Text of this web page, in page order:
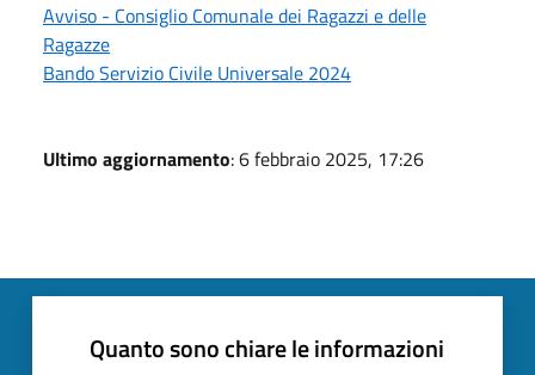
Avviso - Consiglio Comunale dei Ragazzi e delle
Ragazze
Bando Servizio Civile Universale 2024
Ultimo aggiornamento: 6 febbraio 2025, 17:26
Quanto sono chiare le informazioni